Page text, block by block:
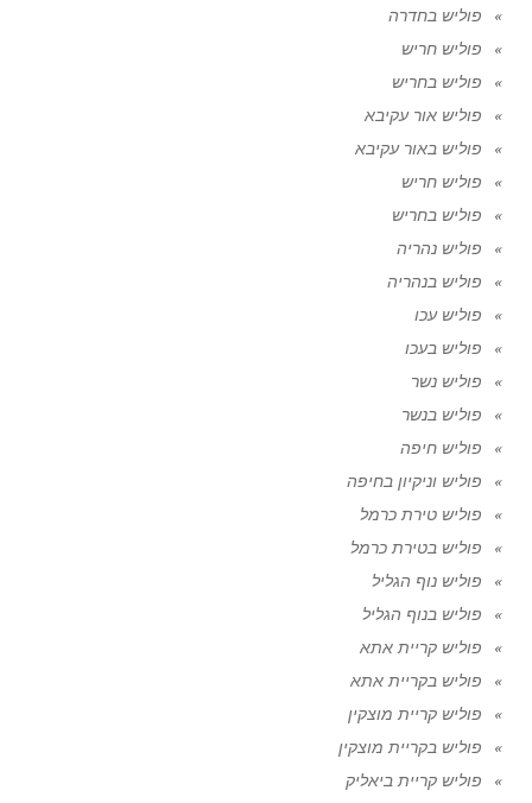
פוליש בחדרה
פוליש חריש
פוליש בחריש
פוליש אור עקיבא
פוליש באור עקיבא
פוליש חריש
פוליש בחריש
פוליש נהריה
פוליש בנהריה
פוליש עכו
פוליש בעכו
פוליש נשר
פוליש בנשר
פוליש חיפה
פוליש וניקיון בחיפה
פוליש טירת כרמל
פוליש בטירת כרמל
פוליש נוף הגליל
פוליש בנוף הגליל
פוליש קריית אתא
פוליש בקריית אתא
פוליש קריית מוצקין
פוליש בקריית מוצקין
פוליש קריית ביאליק